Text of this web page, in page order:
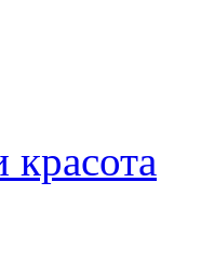
красота